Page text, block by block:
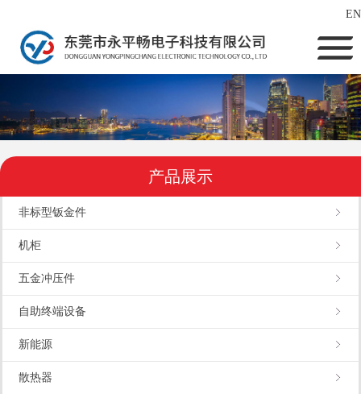
EN
产品展示
非标型钣金件
机柜
五金冲压件
自助终端设备
新能源
散热器